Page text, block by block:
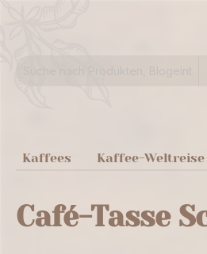
Kaffees Kaffee-Weltreise
Café-Tasse